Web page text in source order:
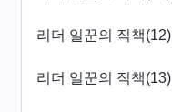
리더 일꾼의 직책(12)
리더 일꾼의 직책(13)